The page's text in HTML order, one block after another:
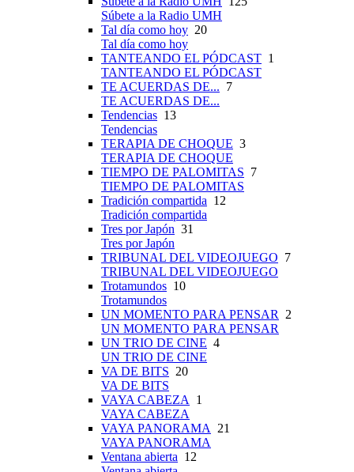
Súbete a la Radio UMH
Tal día como hoy 20
Tal día como hoy
TANTEANDO EL PÓDCAST 1
TANTEANDO EL PÓDCAST
TE ACUERDAS DE... 7
TE ACUERDAS DE...
Tendencias 13
Tendencias
TERAPIA DE CHOQUE 3
TERAPIA DE CHOQUE
TIEMPO DE PALOMITAS 7
TIEMPO DE PALOMITAS
Tradición compartida 12
Tradición compartida
Tres por Japón 31
Tres por Japón
TRIBUNAL DEL VIDEOJUEGO 7
TRIBUNAL DEL VIDEOJUEGO
Trotamundos 10
Trotamundos
UN MOMENTO PARA PENSAR 2
UN MOMENTO PARA PENSAR
UN TRIO DE CINE 4
UN TRIO DE CINE
VA DE BITS 20
VA DE BITS
VAYA CABEZA 1
VAYA CABEZA
VAYA PANORAMA 21
VAYA PANORAMA
Ventana abierta 12